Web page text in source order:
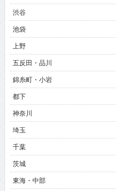
渋谷
池袋
上野
五反田・品川
錦糸町・小岩
都下
神奈川
埼玉
千葉
茨城
東海・中部